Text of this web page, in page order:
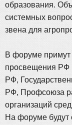
образования.
системных
звена для
В форуме примут
просвещения РФ
РФ,
РФ, Профсоюза
организаций
На форуме будут